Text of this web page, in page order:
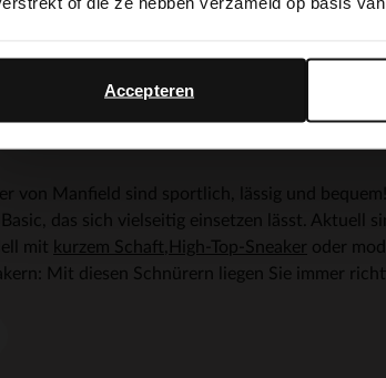
Accepteren
von Manfield sind sportlich, lässig und
das sich vielseitig einsetzen lässt. Aktuell
mit kurzem Schaft High-Top-Sneaker oder
Mit diesen Schnürern liegen Sie immer